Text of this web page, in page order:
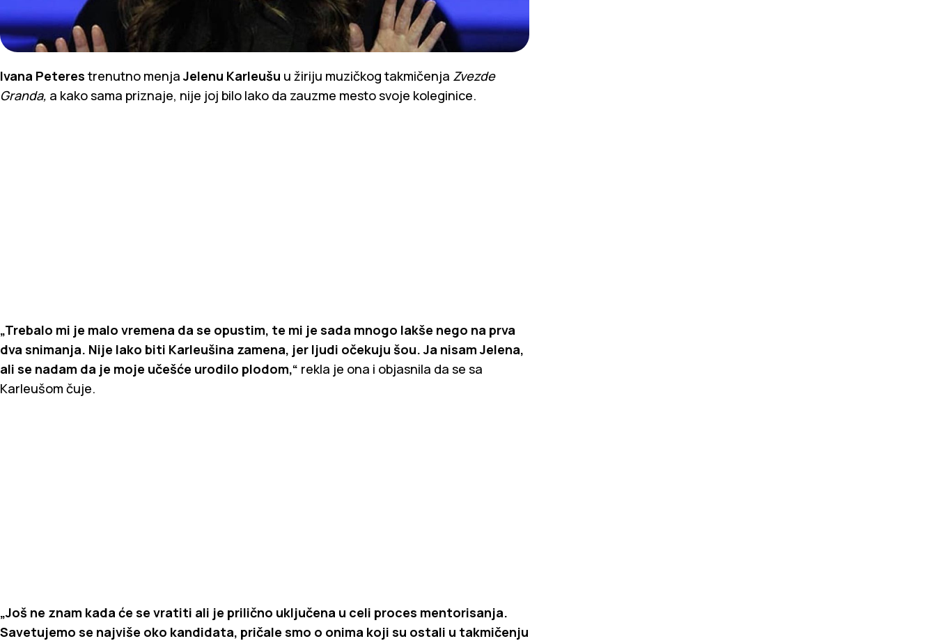
Ivana Peteres trenutno menjaJelenu Karleušu u žiriju muzičkog takmičenja Zvezde
Granda, a kako sama priznaje, nije joj bilo lako da zauzme mesto svoje koleginice.
„Trebalo mi je malo vremena da se opustim, te mi je sada mnogo lakše nego na prva
dva snimanja. Nije lako biti Karleušina zamena, jer ljudi očekuju šou. Ja nisam Jelena,
ali se nadam da je moje učešće urodilo plodom,“ rekla je ona i objasnila da se sa
Karleušom čuje.
„Još ne znam kada će se vratiti ali je prilično uključena u celi proces mentorisanja.
Savetujemo se najviše oko kandidata, pričale smo o onima koji su ostali u takmičenju